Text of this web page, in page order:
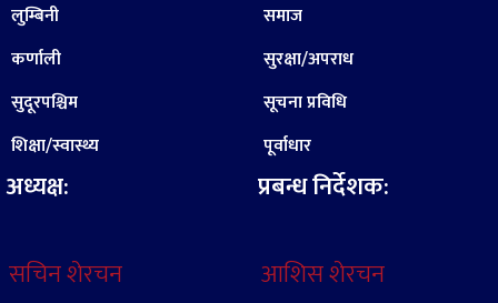
लुम्बिनी
कर्णाली
सुदूरपश्चिम
शिक्षा/स्वास्थ्य
अध्यक्ष:
सचिन शेरचन
समाज
सुरक्षा/अपराध
सूचना प्रविधि
पूर्वाधार
प्रबन्ध निर्देशक:
आशिस शेरचन